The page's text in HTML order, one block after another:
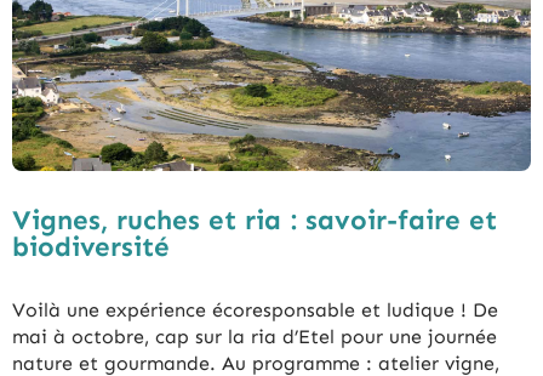
Vignes, ruches et ria : savoir-faire et
biodiversité
Voilà une expérience écoresponsable et ludique ! De
mai à octobre, cap sur la ria d’Etel pour une journée
nature et gourmande. Au programme : atelier vigne,